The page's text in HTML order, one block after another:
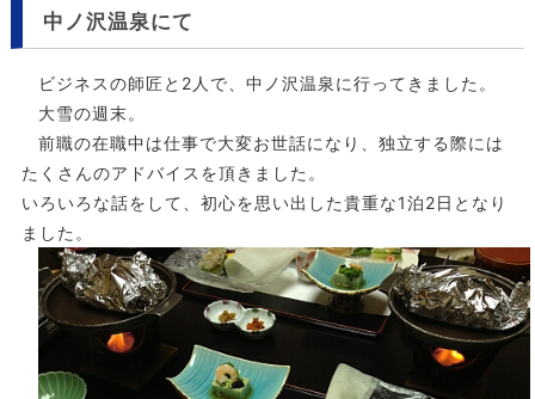
中ノ沢温泉にて
ビジネスの師匠と2人で、中ノ沢温泉に行ってきました。
大雪の週末。
前職の在職中は仕事で大変お世話になり、独立する際には
たくさんのアドバイスを頂きました。
いろいろな話をして、初心を思い出した貴重な1泊2日となり
ました。